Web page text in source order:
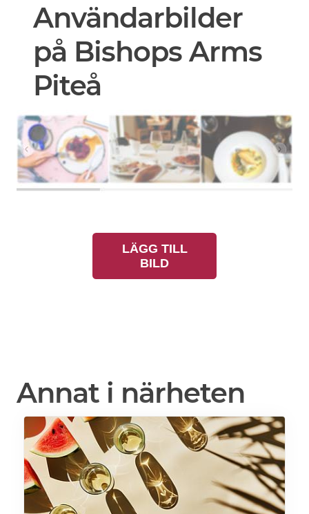
Användarbilder
på Bishops Arms
Piteå
LÄGG TILL
BILD
Annat i närheten